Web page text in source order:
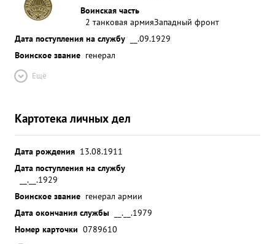
Воинская часть
2 танковая армияЗападный фронт
Дата поступления на службу
__.09.1929
Воинское звание генерал
Ещё
Картотека личных дел
Дата рождения 13.08.1911
Дата поступления на службу
__.__.1929
Воинское звание генерал армии
Дата окончания службы
__.__.1979
Номер карточки 0789610